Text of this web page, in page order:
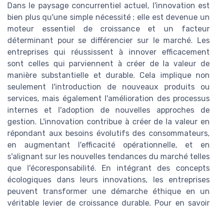
Dans le paysage concurrentiel actuel, l'innovation est
bien plus qu'une simple nécessité ; elle est devenue un
moteur essentiel de croissance et un facteur
déterminant pour se différencier sur le marché. Les
entreprises qui réussissent à innover efficacement
sont celles qui parviennent à créer de la valeur de
manière substantielle et durable. Cela implique non
seulement l'introduction de nouveaux produits ou
services, mais également l'amélioration des processus
internes et l'adoption de nouvelles approches de
gestion. L'innovation contribue à créer de la valeur en
répondant aux besoins évolutifs des consommateurs,
en augmentant l'efficacité opérationnelle, et en
s'alignant sur les nouvelles tendances du marché telles
que l'écoresponsabilité. En intégrant des concepts
écologiques dans leurs innovations, les entreprises
peuvent transformer une démarche éthique en un
véritable levier de croissance durable. Pour en savoir